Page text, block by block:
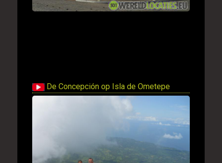
De Concepción op Isla de Ometepe